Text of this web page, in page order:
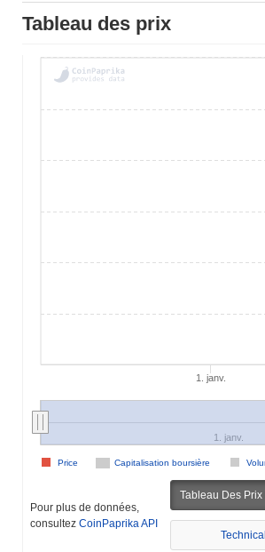
Tableau des prix
1. janv.
Capitalisation boursière
Price
1. janv.
Pour plus de données,
consultez CoinPaprika API
Tableau Des Prix